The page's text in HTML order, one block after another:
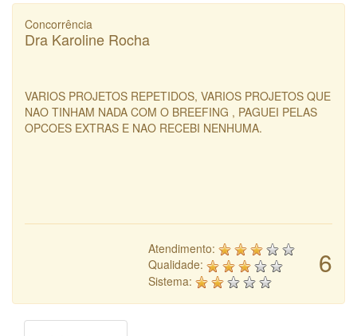
Concorrência
Dra Karoline Rocha
VARIOS PROJETOS REPETIDOS, VARIOS PROJETOS QUE
NAO TINHAM NADA COM O BREEFING , PAGUEI PELAS
OPCOES EXTRAS E NAO RECEBI NENHUMA.
6
Atendimento:
Qualidade:
Sistema: